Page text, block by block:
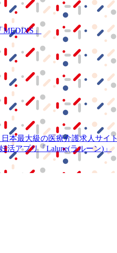
MEDIXS」
日本最大級の医療介護求人サイト
活アプリ「Lalune(ラルーン)」